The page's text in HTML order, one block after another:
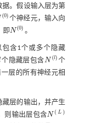
据。假设输入层为第
(0)
0) 个神经元，输入向
即N (0)
N( 0) 。
包含1个或多个隐藏
个隐藏层包含N (l)
N( ) 个
层的所有神经元相
藏层的输出，并产生
则输出层包含N ( L )
N( L )